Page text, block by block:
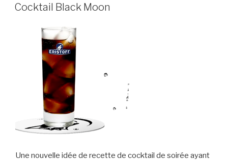
LE
Cocktail Black Moon
Une nouvelle idée de recette de cocktail de soirée ayant